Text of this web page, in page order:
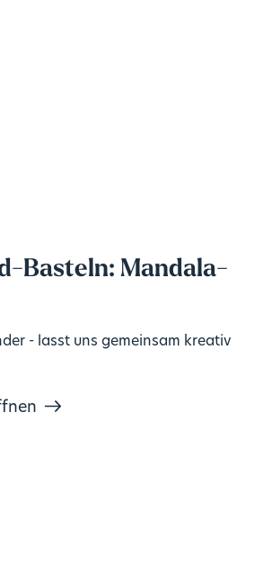
Basteln: Mandala-
- lasst uns gemeinsam kreativ